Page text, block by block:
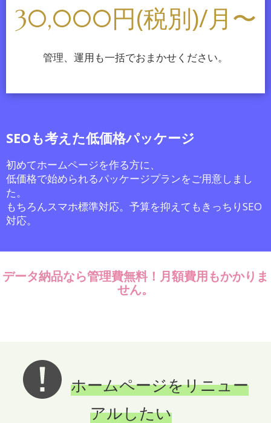
様々なサーバーで現在も稼働している「CentOS 7」は
サポート終了後は新たな脆弱性に対するセキュリティーパ
2024.03.01
メールサーバーの設定の不備により送信したメールが個人
用 Gmail アカウントに正常に送信、配信されないという事
例が発生しています。 今後、業界全体でスパムメール対策
が強化される見込みです。早急な対応が必要です。
2024.02.09
院待受に設置されたデジタルサイネージやJR新富士駅構内
の電照サイン、御殿場市役所ホームページバナー広告の取
年末年始期間中の営業日のご案内です。年内は12/29日(金)
まで新年は1/9日(火)より営業開始となります。サポートに
らお気軽にご連絡ください。
30,000円(税別)/月〜
管理、運用も一括でおまかせください。
SEOも考えた低価格パッケージ
初めてホームページを作る方に、
低価格で始められるパッケージプランをご用意しまし
た。
もちろんスマホ標準対応。予算を抑えてもきっちりSEO
対応。
データ納品なら管理費無料！月額費用もかかりま
せん。
ホームページをリニュー
アルしたい